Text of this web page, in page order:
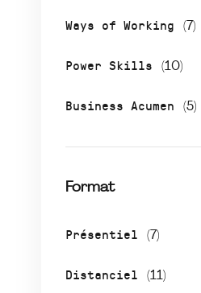
Ways of Working (7)
Power Skills (10)
Business Acumen (5)
Format
Présentiel (7)
Distanciel (11)